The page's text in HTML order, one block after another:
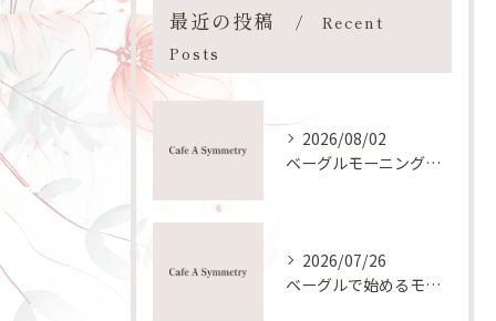
最近の投稿
Recent
Posts
2026/08/02
ベーグルモーニングの作り方と手軽におしゃれ朝食を叶えるコツ
2026/07/26
ベーグルで始めるモーニング趣味と健康朝食の新習慣